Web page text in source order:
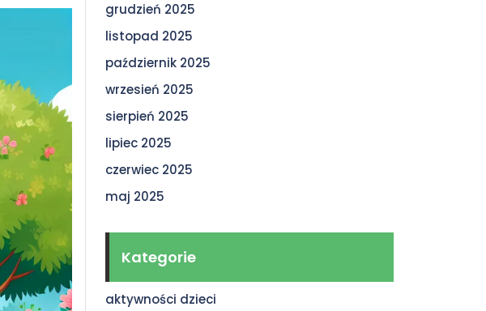
grudzień 2025
listopad 2025
październik 2025
wrzesień 2025
sierpień 2025
lipiec 2025
czerwiec 2025
maj 2025
Kategorie
aktywności dzieci